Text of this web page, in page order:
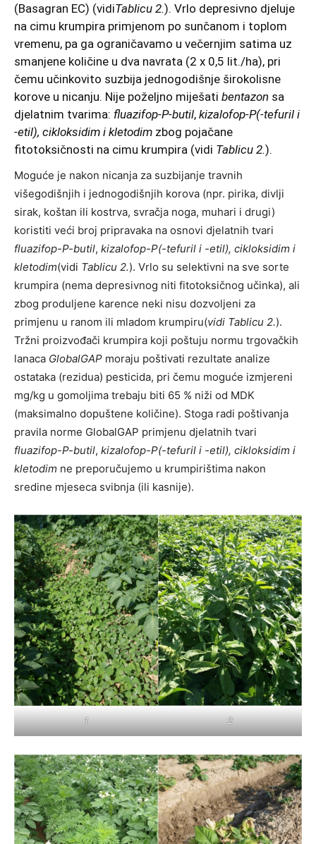
(Basagran EC) (vidiTablicu 2.). Vrlo depresivno djeluje
na cimu krumpira primjenom po sunčanom i toplom
vremenu, pa ga ograničavamo u večernjim satima uz
smanjene količine u dva navrata (2 x 0,5 lit./ha), pri
čemu učinkovito suzbija jednogodišnje širokolisne
korove u nicanju. Nije poželjno miješati bentazon sa
djelatnim tvarima: fluazifop-P-butil, kizalofop-P(-tefuril i
-etil), cikloksidim i kletodim zbog pojačane
fitotoksičnosti na cimu krumpira (vidi Tablicu 2.).
Moguće je nakon nicanja za suzbijanje travnih
višegodišnjih i jednogodišnjih korova (npr. pirika, divlji
sirak, koštan ili kostrva, svračja noga, muhari i drugi)
koristiti veći broj pripravaka na osnovi djelatnih tvari
fluazifop-P-butil, kizalofop-P(-tefuril i -etil), cikloksidim i
kletodim(vidi Tablicu 2.). Vrlo su selektivni na sve sorte
krumpira (nema depresivnog niti fitotoksičnog učinka), ali
zbog produljene karence neki nisu dozvoljeni za
primjenu u ranom ili mladom krumpiru(vidi Tablicu 2.).
Tržni proizvođači krumpira koji poštuju normu trgovačkih
lanaca GlobalGAP moraju poštivati rezultate analize
ostataka (rezidua) pesticida, pri čemu moguće izmjereni
mg/kg u gomoljima trebaju biti 65 % niži od MDK
(maksimalno dopuštene količine). Stoga radi poštivanja
pravila norme GlobalGAP primjenu djelatnih tvari
fluazifop-P-butil, kizalofop-P(-tefuril i -etil), cikloksidim i
kletodim ne preporučujemo u krumpirištima nakon
sredine mjeseca svibnja (ili kasnije).
1 2